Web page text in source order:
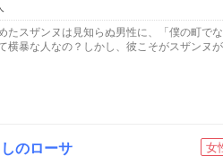
たスザンヌは見知らぬ男性に、「僕の町で
横暴な人なの？しかし、彼こそがスザンヌ
女
のローサ